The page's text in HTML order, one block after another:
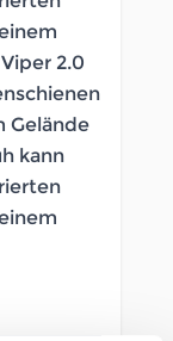
2.0
Gelände
kann